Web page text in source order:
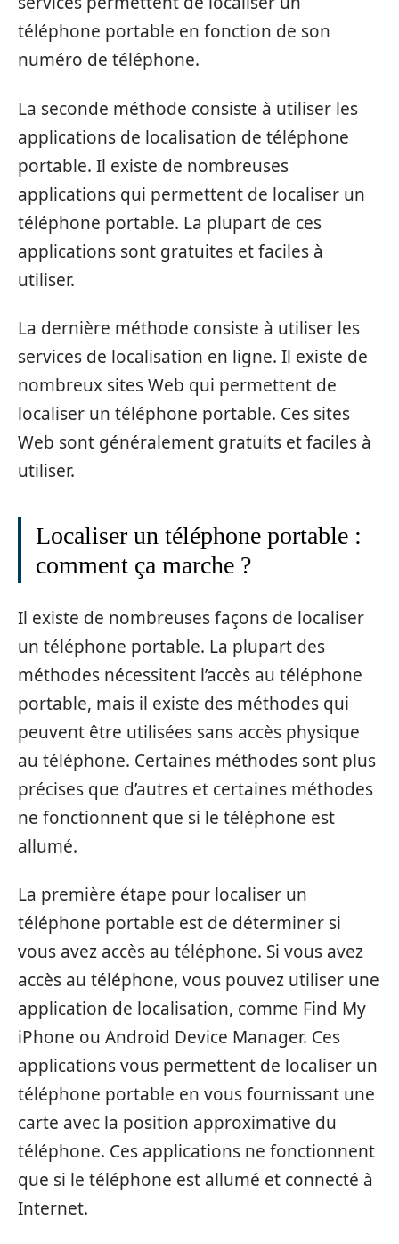
téléphone portable en fonction de son
numéro de téléphone.
La seconde méthode consiste à utiliser les
applications de localisation de téléphone
portable. Il existe de nombreuses
applications qui permettent de localiser un
téléphone portable. La plupart de ces
applications sont gratuites et faciles à
utiliser.
La dernière méthode consiste à utiliser les
services de localisation en ligne. Il existe de
nombreux sites Web qui permettent de
localiser un téléphone portable. Ces sites
Web sont généralement gratuits et faciles à
utiliser.
Localiser un téléphone portable :
comment ça marche ?
Il existe de nombreuses façons de localiser
un téléphone portable. La plupart des
méthodes nécessitent l’accès au téléphone
portable, mais il existe des méthodes qui
peuvent être utilisées sans accès physique
au téléphone. Certaines méthodes sont plus
précises que d’autres et certaines méthodes
ne fonctionnent que si le téléphone est
allumé.
La première étape pour localiser un
téléphone portable est de déterminer si
vous avez accès au téléphone. Si vous avez
accès au téléphone, vous pouvez utiliser une
application de localisation, comme Find My
iPhone ou Android Device Manager. Ces
applications vous permettent de localiser un
téléphone portable en vous fournissant une
carte avec la position approximative du
téléphone. Ces applications ne fonctionnent
que si le téléphone est allumé et connecté à
Internet.